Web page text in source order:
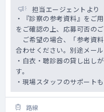
担当エージェントより
・『診察の参考資料』をご
をご確認の上、応募可否の
ご希望の場合、「参考資
合わせください。別途メー
・白衣・聴診器の貸し出し
す。
・現場スタッフのサポート
路線